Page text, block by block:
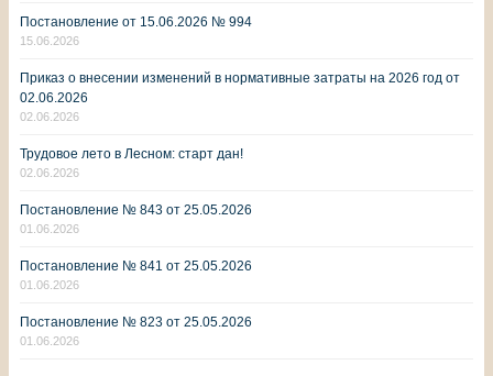
Постановление от 15.06.2026 № 994
15.06.2026
Приказ о внесении изменений в нормативные затраты на 2026 год от
02.06.2026
02.06.2026
Трудовое лето в Лесном: старт дан!
02.06.2026
Постановление № 843 от 25.05.2026
01.06.2026
Постановление № 841 от 25.05.2026
01.06.2026
Постановление № 823 от 25.05.2026
01.06.2026